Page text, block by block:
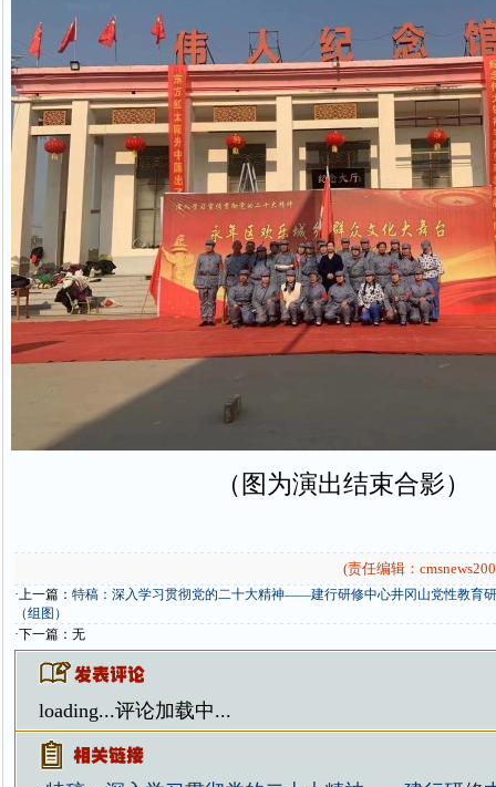
（图为演出结束合影）
(责任编辑：
·上一篇： 特稿：深入学习贯彻党的二十大精神——建行研修中心井冈山党性教育
（组图）
·下一篇：无
loading...评论加载中...